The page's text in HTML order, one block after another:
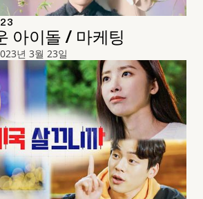
아이돌 / 마케팅
년 3월 23일